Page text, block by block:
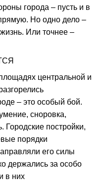
города – пусть и в
Но одно дело –
Или точнее –
центральной и
– это особый бой.
сноровка,
Городские постройки,
порядки
его силы
держались за особо
в них